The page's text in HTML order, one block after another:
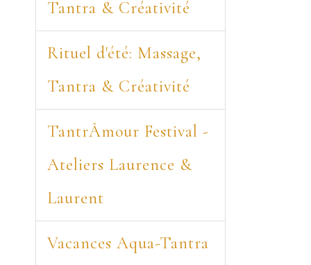
Tantra & Créativité
Rituel d'été: Massage,
Tantra & Créativité
TantrÂmour Festival -
Ateliers Laurence &
Laurent
Vacances Aqua-Tantra